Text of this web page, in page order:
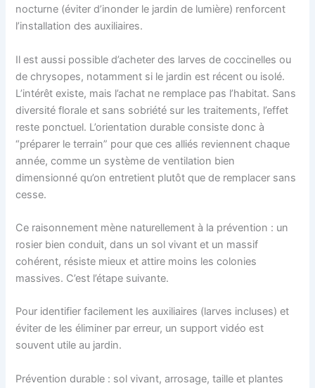
nocturne (éviter d’inonder le jardin de lumière) renforcent
l’installation des auxiliaires.
Il est aussi possible d’acheter des larves de coccinelles ou
de chrysopes, notamment si le jardin est récent ou isolé.
L’intérêt existe, mais l’achat ne remplace pas l’habitat. Sans
diversité florale et sans sobriété sur les traitements, l’effet
reste ponctuel. L’orientation durable consiste donc à
“préparer le terrain” pour que ces alliés reviennent chaque
année, comme un système de ventilation bien
dimensionné qu’on entretient plutôt que de remplacer sans
cesse.
Ce raisonnement mène naturellement à la prévention : un
rosier bien conduit, dans un sol vivant et un massif
cohérent, résiste mieux et attire moins les colonies
massives. C’est l’étape suivante.
Pour identifier facilement les auxiliaires (larves incluses) et
éviter de les éliminer par erreur, un support vidéo est
souvent utile au jardin.
Prévention durable : sol vivant, arrosage, taille et plantes